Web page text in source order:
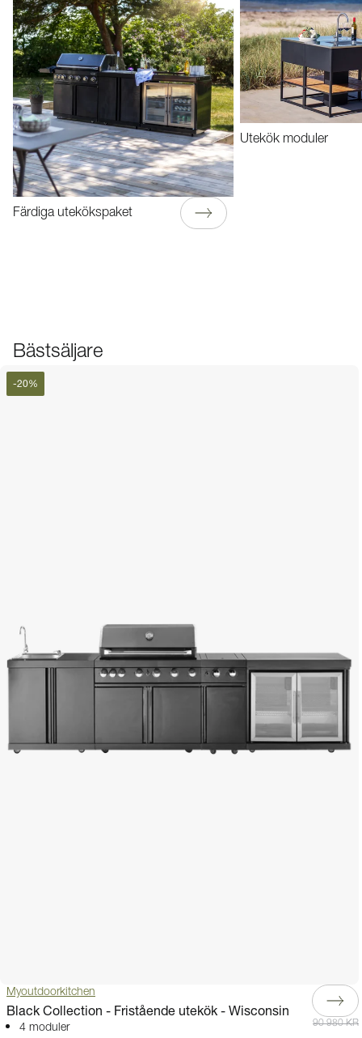
Färdiga utekökspaket
Utekök moduler
Bästsäljare
-20%
Myoutdoorkitchen
Black Collection - Fristående utekök - Wisconsin
4 moduler
90 980 KR